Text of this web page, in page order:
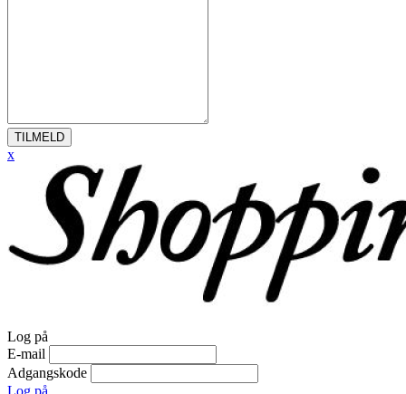
TILMELD
x
Log på
E-mail
Adgangskode
Log på